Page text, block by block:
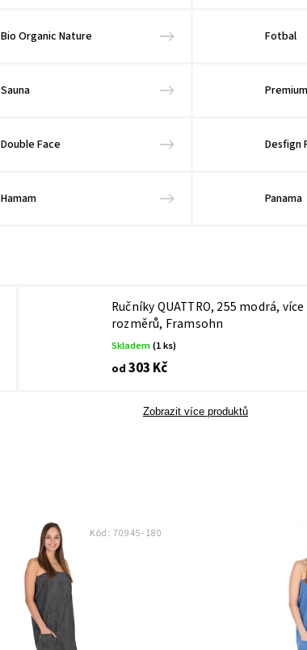
Bio Organic Nature Fotbal
Sauna Premium
Double Face Desfign
Hamam Panama
Ručníky QUATTRO, 255 modrá, více
rozměrů, Framsohn
Skladem(1 ks)
od 303 Kč
Zobrazit více produktů
Kód: 70945-180